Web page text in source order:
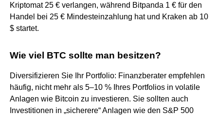
Kriptomat 25 € verlangen, während Bitpanda 1 € für den
Handel bei 25 € Mindesteinzahlung hat und Kraken ab 10
$ startet.
Wie viel BTC sollte man besitzen?
Diversifizieren Sie Ihr Portfolio: Finanzberater empfehlen
häufig, nicht mehr als 5–10 % Ihres Portfolios in volatile
Anlagen wie Bitcoin zu investieren. Sie sollten auch
Investitionen in „sicherere“ Anlagen wie den S&P 500